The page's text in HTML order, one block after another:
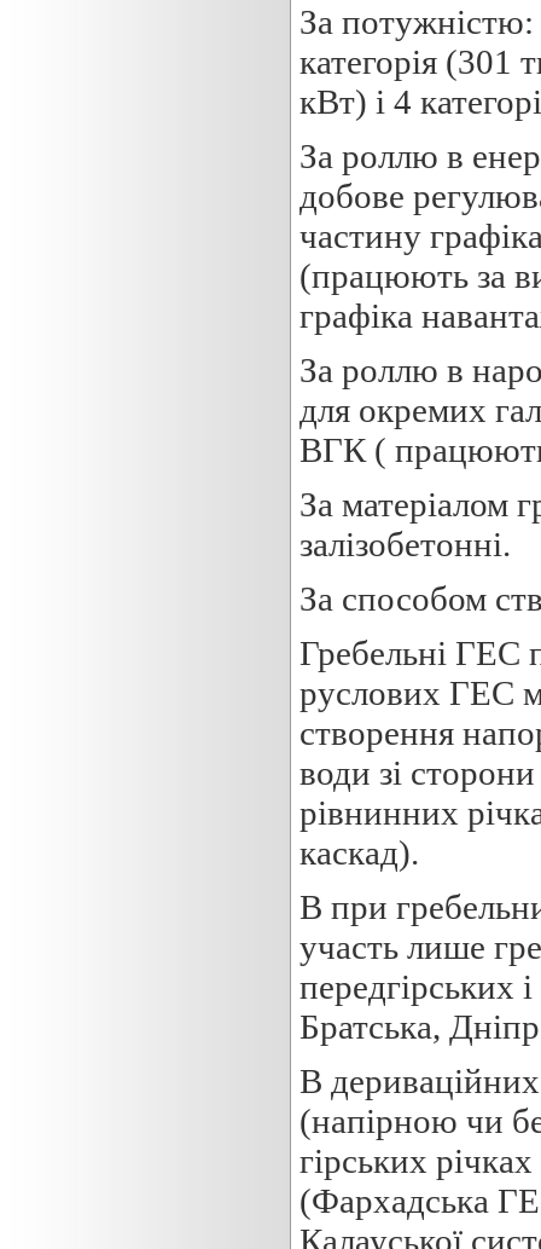
За потужністю:
категорія (301
кВт) і 4
За роллю в
добове
частину
(працюють за
графіка
За роллю в
для окремих
ВГК (
За матеріалом
залізобетонні.
За способом
Гребельні ГЕС
руслових ГЕС
створення
води зі
рівнинних
каскад).
В при
участь лише
передгірських
Братська,
В
(напірною чи
гірських
(Фархадська
Калауської